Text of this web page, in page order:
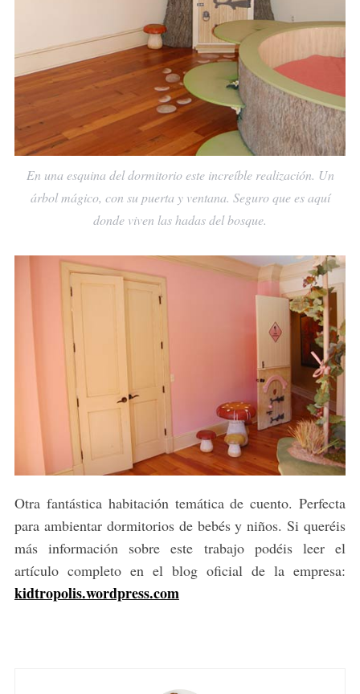
En una esquina del dormitorio este increíble realización. Un
árbol mágico, con su puerta y ventana. Seguro que es aquí
donde viven las hadas del bosque.
Otra fantástica habitación temática de cuento. Perfecta
para ambientar dormitorios de bebés y niños. Si queréis
más información sobre este trabajo podéis leer el
artículo completo en el blog oficial de la empresa:
kidtropolis.wordpress.com